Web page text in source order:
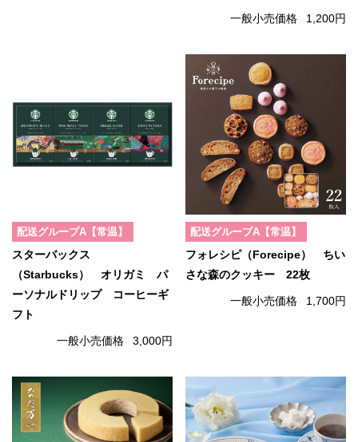
一般小売価格 1,200円
配送グループA【常温】
スターバックス
（Starbucks） オリガミ パ
ーソナルドリップ コーヒーギ
フト
一般小売価格 3,000円
配送グループA【常温】
フォレシピ（Forecipe） ちい
さな森のクッキー 22枚
一般小売価格 1,700円